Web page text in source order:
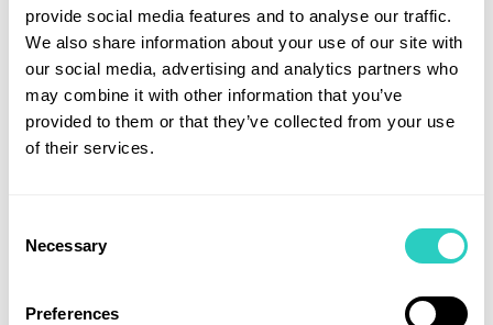
provide social media features and to analyse our traffic.
We also share information about your use of our site with
our social media, advertising and analytics partners who
may combine it with other information that you’ve
provided to them or that they’ve collected from your use
of their services.
Selection
Necessary
Preferences
Idéal pour : familles, repas plus équilibré
À retenir
Chaque chaîne a une identité claire et
assumée.
Ce sont des valeurs sûres pour les